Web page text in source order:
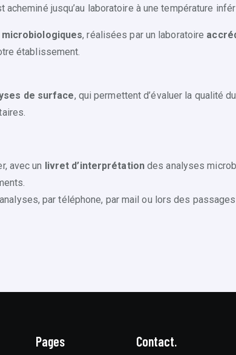
jusqu’au laboratoire à une température
microbiologiques, réalisées par un laboratoire
établissement.
de surface, qui permettent d’évaluer la qualité
avec un livret d’interprétationdes analyses
par téléphone, par mail ou lors des
Pages Contact.